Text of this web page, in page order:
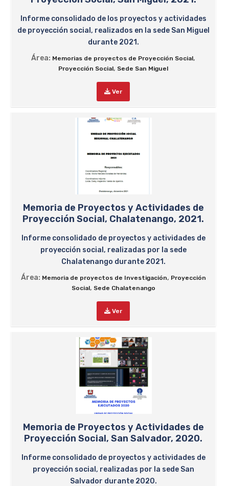
Informe consolidado de los proyectos y actividades
de proyección social, realizados en la sede San Miguel
durante 2021.
Área: Memorias de proyectos de Proyección Social,
Proyección Social, Sede San Miguel
Ver
Memoria de Proyectos y Actividades de
Proyección Social, Chalatenango, 2021.
Informe consolidado de proyectos y actividades de
proyección social, realizadas por la sede
Chalatenango durante 2021.
Área: Memoria de proyectos de Investigación, Proyección
Social, Sede Chalatenango
Ver
Memoria de Proyectos y Actividades de
Proyección Social, San Salvador, 2020.
Informe consolidado de proyectos y actividades de
proyección social, realizadas por la sede San
Salvador durante 2020.